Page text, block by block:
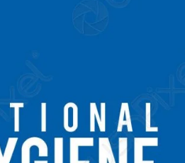
СТРУКТУРА НА ОРГАНИЗАЦИЈАТА
КОНТАКТ ИНФОРМАЦИИ